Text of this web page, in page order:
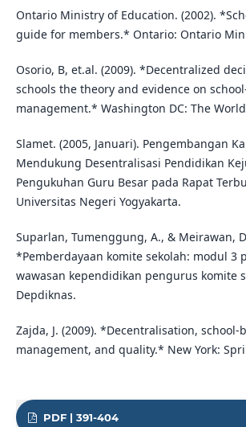
Ontario Ministry of Education. (2002).
guide for members.* Ontario: Ontario
Osorio, B, et.al. (2009). *Decentralized
schools the theory and evidence on
management.* Washington DC: The
Slamet. (2005, Januari). Pengembangan
Mendukung Desentralisasi Pendidikan
Pengukuhan Guru Besar pada Rapat
Universitas Negeri Yogyakarta.
Suparlan, Tumenggung, A., & Meirawan,
*Pemberdayaan komite sekolah: modul 3
wawasan kependidikan pengurus komite
Depdiknas.
Zajda, J. (2009). *Decentralisation, school-
management, and quality.* New York:
PDF | 391-404